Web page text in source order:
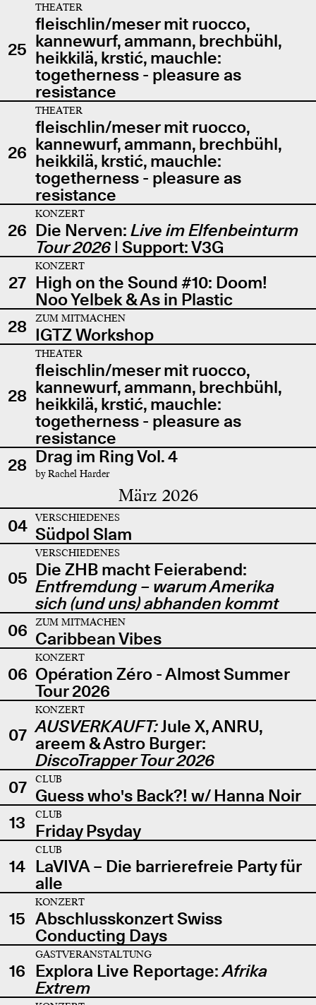
25
THEATER
fleischlin/meser mit ruocco,
kannewurf, ammann, brechbühl,
heikkilä, krstić, mauchle:
togetherness - pleasure as
resistance
26
THEATER
fleischlin/meser mit ruocco,
kannewurf, ammann, brechbühl,
heikkilä, krstić, mauchle:
togetherness - pleasure as
resistance
26
KONZERT
Die Nerven: Live im Elfenbeinturm
Tour 2026| Support: V3G
27
KONZERT
High on the Sound #10: Doom!
Noo Yelbek & As in Plastic
28
ZUM MITMACHEN
IGTZ Workshop
28
THEATER
fleischlin/meser mit ruocco,
kannewurf, ammann, brechbühl,
heikkilä, krstić, mauchle:
togetherness - pleasure as
resistance
28 Drag im Ring Vol. 4
by Rachel Harder
März 2026
04 VERSCHIEDENES
Südpol Slam
05
VERSCHIEDENES
Die ZHB macht Feierabend:
Entfremdung – warum Amerika
sich (und uns) abhanden kommt
06
ZUM MITMACHEN
Caribbean Vibes
06
KONZERT
Opération Zéro - Almost Summer
Tour 2026
07
KONZERT
AUSVERKAUFT:Jule X, ANRU,
areem & Astro Burger:
DiscoTrapper Tour 2026
07
CLUB
Guess who's Back?! w/ Hanna Noir
13
CLUB
Friday Psyday
14
CLUB
LaVIVA – Die barrierefreie Party für
alle
15
KONZERT
Abschlusskonzert Swiss
Conducting Days
16
GASTVERANSTALTUNG
Explora Live Reportage:Afrika
Extrem